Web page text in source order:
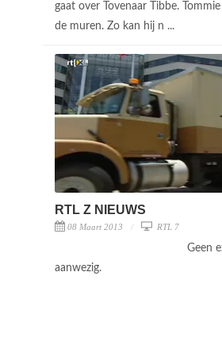
gaat over Tovenaar Tibbe.
de muren. Zo kan hij n ...
RTL Z NIEUWS
08 Maart 2013 RTL 7
Geen
aanwezig.